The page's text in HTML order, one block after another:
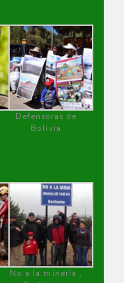
Defensoras de
Bolivia
No a la minería ,